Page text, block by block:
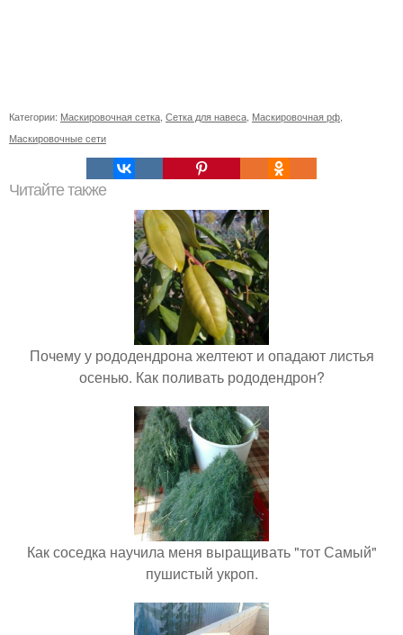
Категории: Маскировочная сетка Сетка для навеса Маскировочная рф
Маскировочные сети
Читайте также
Почему у рододендрона желтеют и опадают листья
осенью. Как поливать рододендрон?
Как соседка научила меня выращивать "тот Самый"
пушистый укроп.